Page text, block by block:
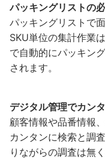
パッキングリストの
パッキングリストで
SKU単位の集計作業
で自動的にパッキン
されます。
デジタル管理でカン
顧客情報や品番情報
カンタンに検索と調
りながらの調査は無